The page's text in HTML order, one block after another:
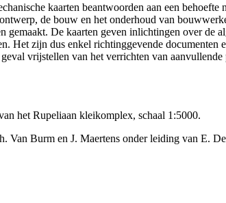
kaarten beantwoorden aan een
de bouw en het onderhoud van
De kaarten geven inlichtingen over de
Het zijn dus enkel richtinggevende
vrijstellen van het verrichten van
het Rupeliaan kleikomplex, schaal 1:5000.
Van Burm en J. Maertens onder leiding van E.